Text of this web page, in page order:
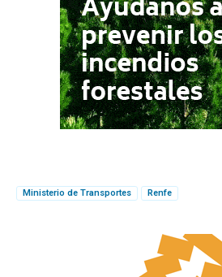
Ministerio de Transportes
Renfe